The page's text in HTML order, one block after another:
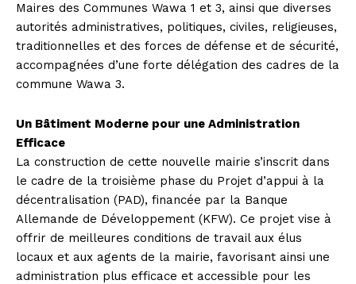
Maires des Communes Wawa 1 et 3, ainsi que diverses
autorités administratives, politiques, civiles, religieuses,
traditionnelles et des forces de défense et de sécurité,
accompagnées d’une forte délégation des cadres de la
commune Wawa 3.
Un Bâtiment Moderne pour une Administration
Efficace
La construction de cette nouvelle mairie s’inscrit dans
le cadre de la troisième phase du Projet d’appui à la
décentralisation (PAD), financée par la Banque
Allemande de Développement (KFW). Ce projet vise à
offrir de meilleures conditions de travail aux élus
locaux et aux agents de la mairie, favorisant ainsi une
administration plus efficace et accessible pour les